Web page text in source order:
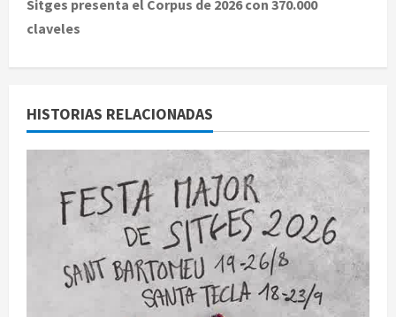
g
a
c
i
Sitges presenta el Corpus de 2026 con 370.000
claveles
HISTORIAS RELACIONADAS